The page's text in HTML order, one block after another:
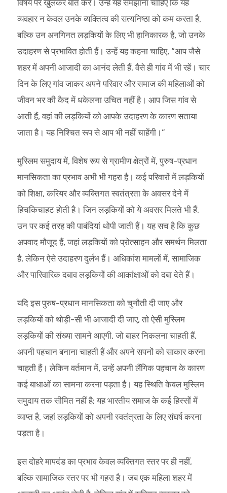
विषय पर खुलकर बात करें। उन्हें यह समझाना चाहिए कि यह
व्यवहार न केवल उनके व्यक्तित्व की सत्यनिष्ठा को कम करता है,
बल्कि उन अनगिनत लड़कियों के लिए भी हानिकारक है, जो उनके
उदाहरण से प्रभावित होती हैं। उन्हें यह कहना चाहिए, “आप जैसे
शहर में अपनी आजादी का आनंद लेती हैं, वैसे ही गांव में भी रहें। चार
दिन के लिए गांव जाकर अपने परिवार और समाज की महिलाओं को
जीवन भर की कैद में धकेलना उचित नहीं है। आप जिस गांव से
आती हैं, वहां की लड़कियों को आपके उदाहरण के कारण सताया
जाता है। यह निश्चित रूप से आप भी नहीं चाहेंगी।”
मुस्लिम समुदाय में, विशेष रूप से ग्रामीण क्षेत्रों में, पुरुष-प्रधान
मानसिकता का प्रभाव अभी भी गहरा है। कई परिवारों में लड़कियों
को शिक्षा, करियर और व्यक्तिगत स्वतंत्रता के अवसर देने में
हिचकिचाहट होती है। जिन लड़कियों को ये अवसर मिलते भी हैं,
उन पर कई तरह की पाबंदियां थोपी जाती हैं। यह सच है कि कुछ
अपवाद मौजूद हैं, जहां लड़कियों को प्रोत्साहन और समर्थन मिलता
है, लेकिन ऐसे उदाहरण दुर्लभ हैं। अधिकांश मामलों में, सामाजिक
और पारिवारिक दबाव लड़कियों की आकांक्षाओं को दबा देते हैं।
यदि इस पुरुष-प्रधान मानसिकता को चुनौती दी जाए और
लड़कियों को थोड़ी-सी भी आजादी दी जाए, तो ऐसी मुस्लिम
लड़कियों की संख्या सामने आएगी, जो बाहर निकलना चाहती हैं,
अपनी पहचान बनाना चाहती हैं और अपने सपनों को साकार करना
चाहती हैं। लेकिन वर्तमान में, उन्हें अपनी लैंगिक पहचान के कारण
कई बाधाओं का सामना करना पड़ता है। यह स्थिति केवल मुस्लिम
समुदाय तक सीमित नहीं है; यह भारतीय समाज के कई हिस्सों में
व्याप्त है, जहां लड़कियों को अपनी स्वतंत्रता के लिए संघर्ष करना
पड़ता है।
इस दोहरे मापदंड का प्रभाव केवल व्यक्तिगत स्तर पर ही नहीं,
बल्कि सामाजिक स्तर पर भी गहरा है। जब एक महिला शहर में